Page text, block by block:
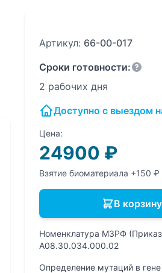
Артикул: 66-00-017
Сроки готовности:
2 рабочих дня
Доступно с выездом
Цена:
24900 ₽
Взятие биоматериала +150 ₽
В корзину
Номенклатура МЗРФ
A08.30.034.000.02
Определение мутаций в